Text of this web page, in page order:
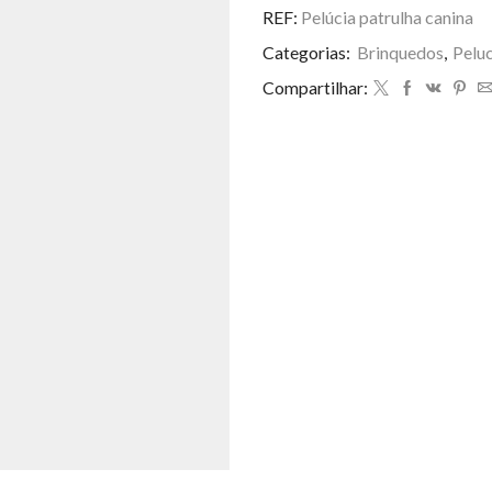
R$ 25,00.R$
canina
quantidade
REF: Pelúcia patrulha canina
Categorias: Brinquedos,
Compartilhar: